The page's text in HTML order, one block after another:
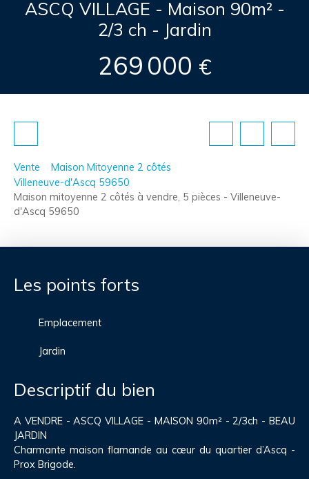
ASCQ VILLAGE - Maison 90m² -
2/3 ch - Jardin
269 000 €
Vente
Maison Mitoyenne 2 côtés
Villeneuve-d'Ascq 59650
Maison mitoyenne 2 côtés à vendre, 5 pièces - Villeneuve-
d'Ascq 59650
Les points forts
Emplacement
Jardin
Descriptif du bien
A VENDRE - ASCQ VILLAGE - MAISON 90m² - 2/3ch - BEAU
JARDIN
Charmante maison flamande au cœur du quartier d’Ascq -
Prox Brigode.